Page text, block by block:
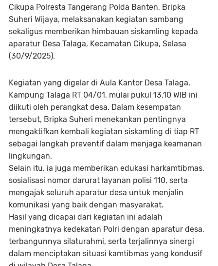
Cikupa Polresta Tangerang Polda Banten, Bripka
Suheri Wijaya, melaksanakan kegiatan sambang
sekaligus memberikan himbauan siskamling kepada
aparatur Desa Talaga, Kecamatan Cikupa, Selasa
(30/9/2025).
Kegiatan yang digelar di Aula Kantor Desa Talaga,
Kampung Talaga RT 04/01, mulai pukul 13.10 WIB ini
diikuti oleh perangkat desa. Dalam kesempatan
tersebut, Bripka Suheri menekankan pentingnya
mengaktifkan kembali kegiatan siskamling di tiap RT
sebagai langkah preventif dalam menjaga keamanan
lingkungan.
Selain itu, ia juga memberikan edukasi harkamtibmas,
sosialisasi nomor darurat layanan polisi 110, serta
mengajak seluruh aparatur desa untuk menjalin
komunikasi yang baik dengan masyarakat.
Hasil yang dicapai dari kegiatan ini adalah
meningkatnya kedekatan Polri dengan aparatur desa,
terbangunnya silaturahmi, serta terjalinnya sinergi
dalam menciptakan situasi kamtibmas yang kondusif